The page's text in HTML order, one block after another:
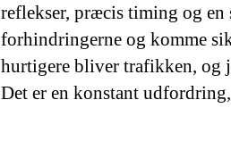
reflekser, præcis timing og en
forhindringerne og komme
hurtigere bliver trafikken, og
Det er en konstant